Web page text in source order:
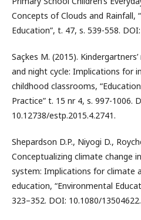
Concepts of Clouds and Rainfall,
Education”, t. 47, s. 539-558.
Saçkes M. (2015).
and night cycle: Implications for
childhood classrooms,
Practice” t. 15 nr 4, s. 997-1006.
10.12738/estp.2015.4.2741.
Shepardson D.P., Niyogi D.,
Conceptualizing climate change
system: Implications for climate
education, “Environmental
323–352. DOI: 10.1080/